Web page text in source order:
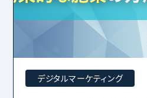
デジタルマーケティング